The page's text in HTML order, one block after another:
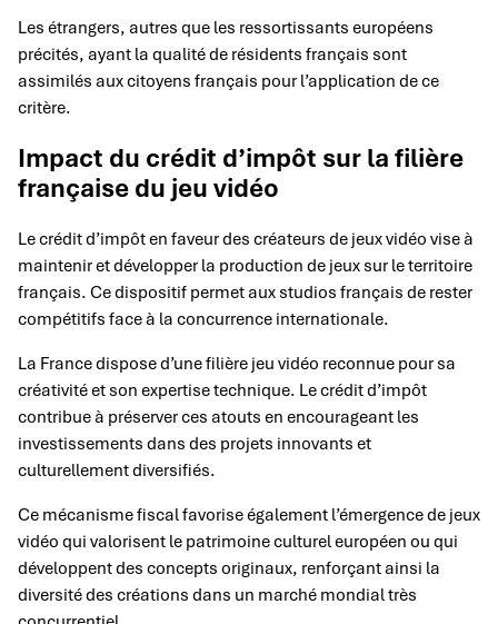
Les étrangers, autres que les ressortissants européens
précités, ayant la qualité de résidents français sont
assimilés aux citoyens français pour l’application de ce
critère.
Impact du crédit d’impôt sur la filière
française du jeu vidéo
Le crédit d’impôt en faveur des créateurs de jeux vidéo vise à
maintenir et développer la production de jeux sur le territoire
français. Ce dispositif permet aux studios français de rester
compétitifs face à la concurrence internationale.
La France dispose d’une filière jeu vidéo reconnue pour sa
créativité et son expertise technique. Le crédit d’impôt
contribue à préserver ces atouts en encourageant les
investissements dans des projets innovants et
culturellement diversifiés.
Ce mécanisme fiscal favorise également l’émergence de jeux
vidéo qui valorisent le patrimoine culturel européen ou qui
développent des concepts originaux, renforçant ainsi la
diversité des créations dans un marché mondial très